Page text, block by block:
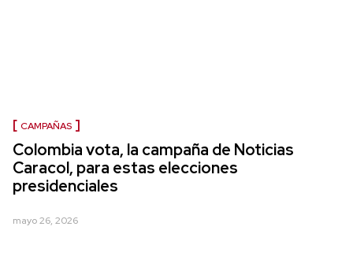
CAMPAÑAS
Colombia vota, la campaña de Noticias
Caracol, para estas elecciones
presidenciales
mayo 26, 2026